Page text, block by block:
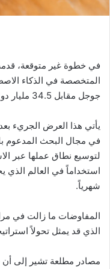
في خطوة غير متوقعة،
المتخصصة في الذكاء
جوجل مقابل 34.5 مليار دولار نقداً وأسهمًا.
يأتي هذا العرض الجريء
في مجال البحث المدعوم
لتوسيع نطاق عملها عبر
شهرياً.
المفاوضات ما زالت في
الذي قد يمثل تحولاً
مصادر مطلعة تشير إلى